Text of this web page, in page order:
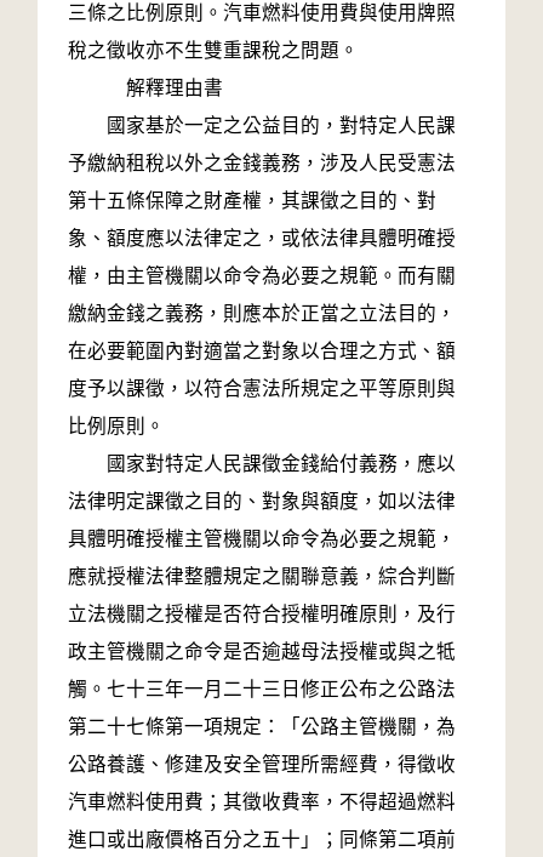
三條之比例原則。汽車燃料使用費與使用牌照
稅之徵收亦不生雙重課稅之問題。
解釋理由書
國家基於一定之公益目的，對特定人民課
予繳納租稅以外之金錢義務，涉及人民受憲法
第十五條保障之財產權，其課徵之目的、對
象、額度應以法律定之，或依法律具體明確授
權，由主管機關以命令為必要之規範。而有關
繳納金錢之義務，則應本於正當之立法目的，
在必要範圍內對適當之對象以合理之方式、額
度予以課徵，以符合憲法所規定之平等原則與
比例原則。
國家對特定人民課徵金錢給付義務，應以
法律明定課徵之目的、對象與額度，如以法律
具體明確授權主管機關以命令為必要之規範，
應就授權法律整體規定之關聯意義，綜合判斷
立法機關之授權是否符合授權明確原則，及行
政主管機關之命令是否逾越母法授權或與之牴
觸。七十三年一月二十三日修正公布之公路法
第二十七條第一項規定：「公路主管機關，為
公路養護、修建及安全管理所需經費，得徵收
汽車燃料使用費；其徵收費率，不得超過燃料
進口或出廠價格百分之五十」；同條第二項前